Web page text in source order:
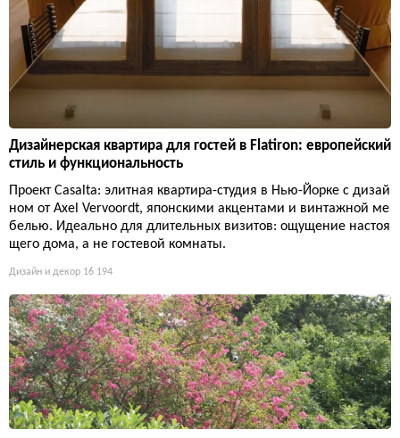
Дизайнерская квартира для гостей в Flatiron: европейский
стиль и функциональность
Проект Casalta: элитная квартира-студия в Нью-Йорке с дизай
ном от Axel Vervoordt, японскими акцентами и винтажной ме
белью. Идеально для длительных визитов: ощущение настоя
щего дома, а не гостевой комнаты.
Дизайн и декор 16 194